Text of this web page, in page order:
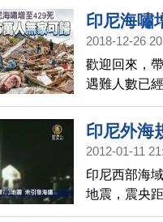
印尼海嘯
2018-12-26
歡迎回來，
遇難人數已
場所避難。
印尼外海
2012-01-11
印尼西部海
地震，震央
里處。強震